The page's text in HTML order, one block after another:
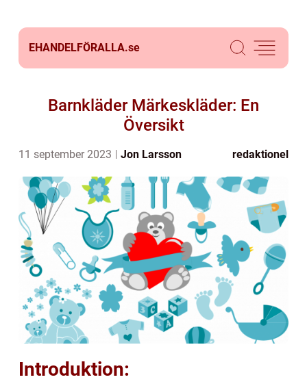
EHANDELFÖRALLA.se
Barnkläder Märkeskläder: En
Översikt
11 september 2023 Jon Larsson redaktionel
Introduktion: